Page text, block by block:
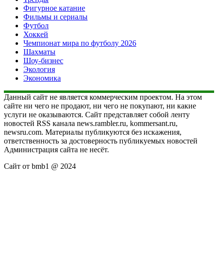
Фигурное катание
Фильмы и сериалы
Футбол
Хоккей
Чемпионат мира по футболу 2026
Шахматы
Шоу-бизнес
Экология
Экономика
Данный сайт не является коммерческим проектом. На этом
сайте ни чего не продают, ни чего не покупают, ни какие
услуги не оказываются. Сайт представляет собой ленту
новостей RSS канала news.rambler.ru, kommersant.ru,
newsru.com. Материалы публикуются без искажения,
ответственность за достоверность публикуемых новостей
Администрация сайта не несёт.
Сайт от bmb1 @ 2024